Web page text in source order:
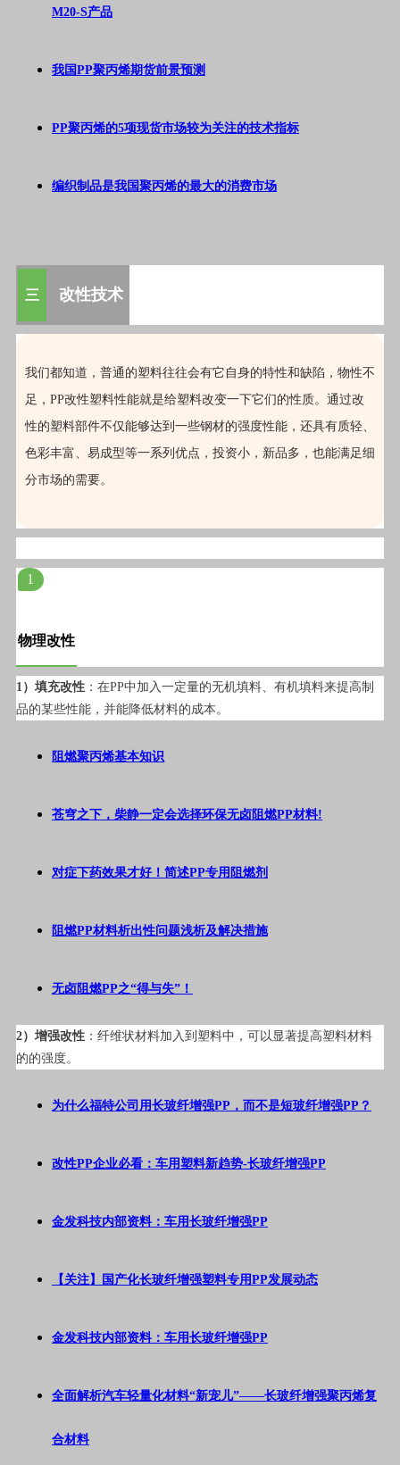
M20-S产品
我国PP聚丙烯期货前景预测
PP聚丙烯的5项现货市场较为关注的技术指标
编织制品是我国聚丙烯的最大的消费市场
三 改性技术
我们都知道，普通的塑料往往会有它自身的特性和缺陷，物性不
足，PP改性塑料性能就是给塑料改变一下它们的性质。通过改
性的塑料部件不仅能够达到一些钢材的强度性能，还具有质轻、
色彩丰富、易成型等一系列优点，投资小，新品多，也能满足细
分市场的需要。
1
物理改性
1）填充改性 ：在PP中加入一定量的无机填料、有机填料来提高制
品的某些性能，并能降低材料的成本。
阻燃聚丙烯基本知识
苍穹之下，柴静一定会选择环保无卤阻燃PP材料!
对症下药效果才好！简述PP专用阻燃剂
阻燃PP材料析出性问题浅析及解决措施
无卤阻燃PP之“得与失”！
2）增强改性 ：纤维状材料加入到塑料中，可以显著提高塑料材料
的的强度。
为什么福特公司用长玻纤增强PP，而不是短玻纤增强PP？
改性PP企业必看：车用塑料新趋势-长玻纤增强PP
金发科技内部资料：车用长玻纤增强PP
【关注】国产化长玻纤增强塑料专用PP发展动态
金发科技内部资料：车用长玻纤增强PP
全面解析汽车轻量化材料“新宠儿”——长玻纤增强聚丙烯复
合材料